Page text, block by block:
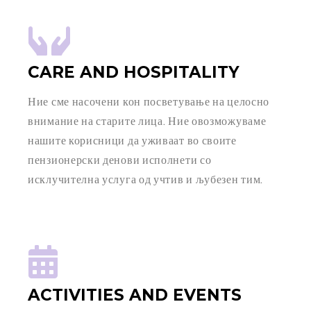
CARE AND HOSPITALITY
Ние сме насочени кон посветување на целосно
внимание на старите лица. Ние овозможуваме
нашите корисници да уживаат во своите
пензионерски денови исполнети со
исклучителна услуга од учтив и љубезен тим.
ACTIVITIES AND EVENTS